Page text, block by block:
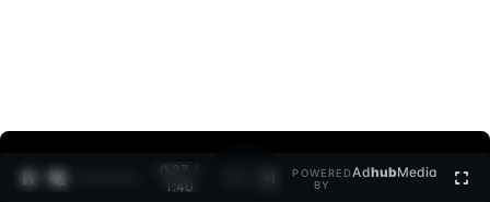
0:27 /
1:40
POWERED
BY
AdhubMedia